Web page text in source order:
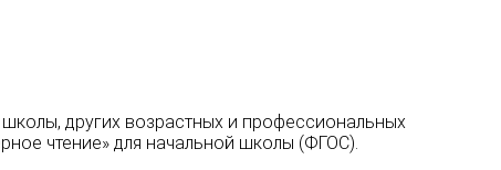
других возрастных и профессиональных
чтение» для начальной школы (ФГОС).